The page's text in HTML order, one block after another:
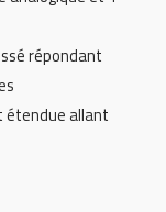
répondant
allant